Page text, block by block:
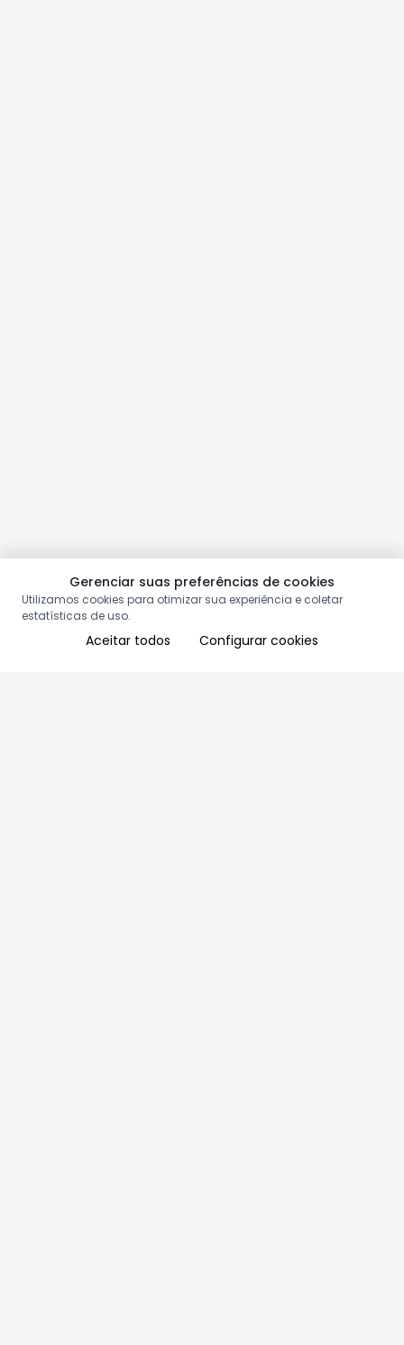
Gerenciar suas preferências de cookies
Utilizamos cookies para otimizar sua experiência e coletar
estatísticas de uso.
Aceitar todos Configurar cookies